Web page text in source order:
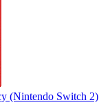
(Nintendo Switch 2)